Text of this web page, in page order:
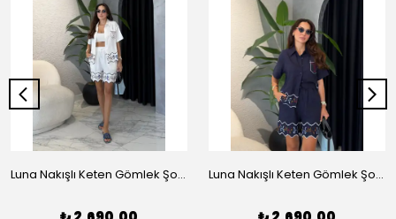
Luna Nakışlı Keten Gömlek Şort Takım - Beyaz Luna Nakışlı Keten Gömlek Şort Takım - Lacivert